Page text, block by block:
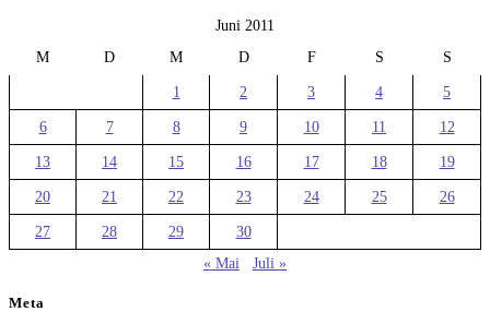
Juni 2011
M
D M D F S S
1 2 3 4 5
6 7 8 9 10 11 12
13 14 15 16 17 18 19
20 21 22 23 24 25 26
27 28 29
30
« Mai
Juli »
Meta